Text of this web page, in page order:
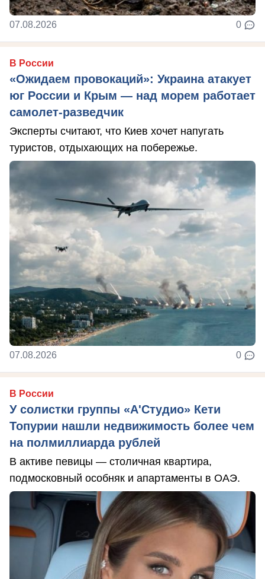
07.08.2026 0
В России
«Ожидаем провокаций»: Украина атакует
юг России и Крым — над морем работает
самолет-разведчик
Эксперты считают, что Киев хочет напугать
туристов, отдыхающих на побережье.
07.08.2026 0
В России
У солистки группы «А'Студио» Кети
Топурии нашли недвижимость более чем
на полмиллиарда рублей
В активе певицы — столичная квартира,
подмосковный особняк и апартаменты в ОАЭ.